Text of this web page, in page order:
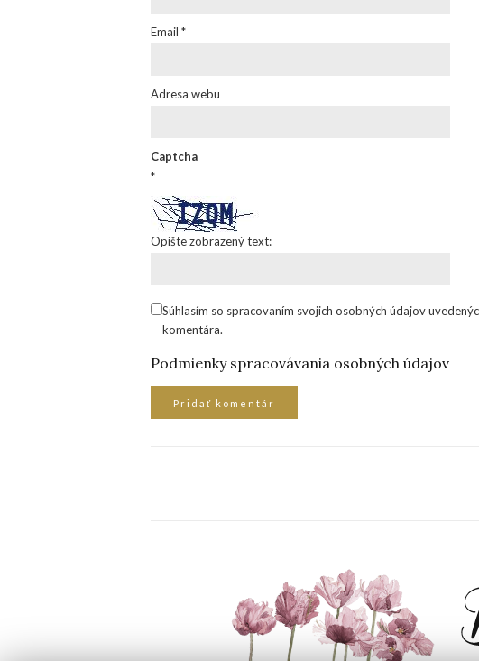
Email *
Adresa webu
Captcha
*
Opíšte zobrazený text:
Súhlasím so spracovaním svojich osobných údajov
komentára.
Podmienky spracovávania osobných údajov